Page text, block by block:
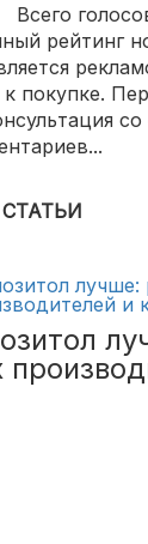
Всего
рейтинг
покупке.